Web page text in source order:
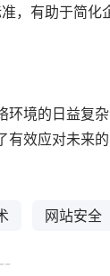
，有助于简化
境的日益复
效应对未来
网站安全